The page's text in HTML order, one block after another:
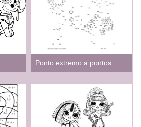
Ponto extremo a pontos